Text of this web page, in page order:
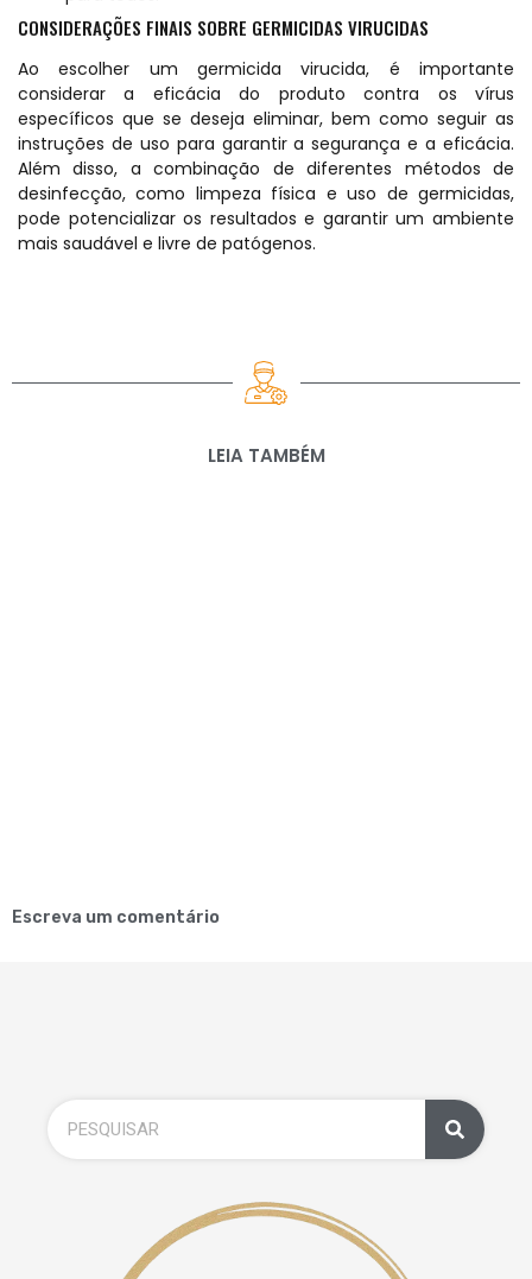
CONSIDERAÇÕES FINAIS SOBRE GERMICIDAS VIRUCIDAS
Ao escolher um germicida virucida, é importante
considerar a eficácia do produto contra os vírus
específicos que se deseja eliminar, bem como seguir as
instruções de uso para garantir a segurança e a eficácia.
Além disso, a combinação de diferentes métodos de
desinfecção, como limpeza física e uso de germicidas,
pode potencializar os resultados e garantir um ambiente
mais saudável e livre de patógenos.
LEIA TAMBÉM
Escreva um comentário